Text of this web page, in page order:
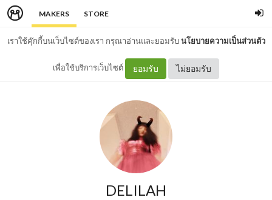
MAKERS STORE
เราใช้คุ๊กกี้บนเว็บไซต์ของเรา กรุณาอ่านและยอมรับนโยบายความเป็นส่วนตัว
เพื่อใช้บริการเว็บไซต์ ยอมรับ ไม่ยอมรับ
DELILAH